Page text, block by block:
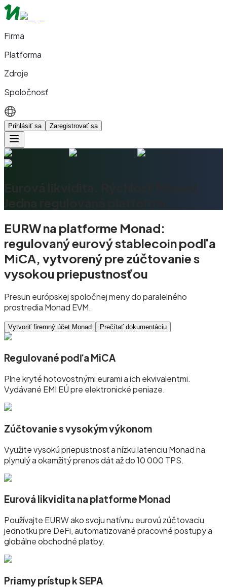
Firma
Platforma
Zdroje
Spoločnosť
Prihlásiť sa Zaregistrovať sa
EURW na platforme Monad:
regulovaný eurový stablecoin podľa
MiCA, vytvorený pre zúčtovanie s
vysokou priepustnosťou
Presun európskej spoločnej meny do paralelného
prostredia Monad EVM.
Vytvoriť firemný účet Monad Prečítať dokumentáciu
Regulované podľa MiCA
Plne kryté hotovostnými eurami a ich ekvivalentmi.
Vydávané EMI EÚ pre elektronické peniaze.
Zúčtovanie s vysokým výkonom
Využite vysokú priepustnosť a nízku latenciu Monad na
plynulý a okamžitý prenos dát až do 10 000 TPS.
Eurová likvidita na platforme Monad
Používajte EURW ako svoju natívnu eurovú zúčtovaciu
jednotku pre DeFi, automatizované pracovné postupy a
globálne obchodné platby.
Priamy prístup k SEPA